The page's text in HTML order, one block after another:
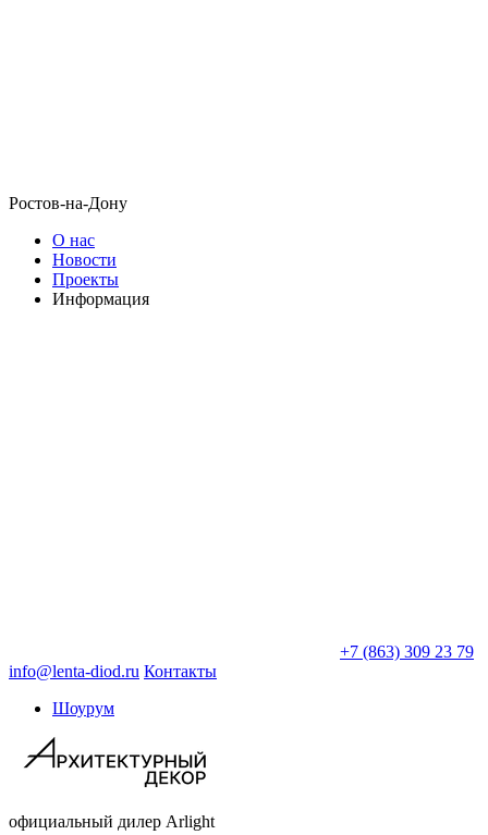
Ростов-на-Дону
О нас
Новости
Проекты
Информация
+7 (863) 309 23 79
info@lenta-diod.ru Контакты
Шоурум
официальный дилер Arlight